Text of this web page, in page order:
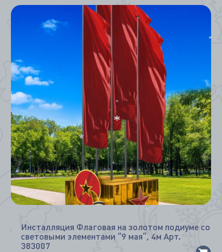
Инсталляция Флаговая на золотом подиуме со
световыми элементами “9 мая”, 4м Арт.
383007
*
*
*
*